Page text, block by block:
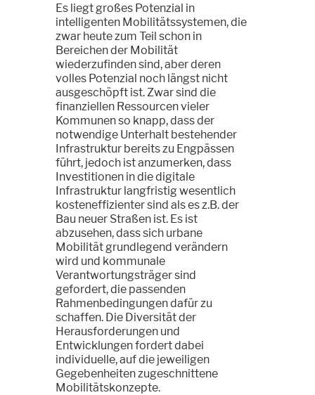
Es liegt großes Potenzial in
intelligenten Mobilitätssystemen, die
zwar heute zum Teil schon in
Bereichen der Mobilität
wiederzufinden sind, aber deren
volles Potenzial noch längst nicht
ausgeschöpft ist. Zwar sind die
finanziellen Ressourcen vieler
Kommunen so knapp, dass der
notwendige Unterhalt bestehender
Infrastruktur bereits zu Engpässen
führt, jedoch ist anzumerken, dass
Investitionen in die digitale
Infrastruktur langfristig wesentlich
kosteneffizienter sind als es z.B. der
Bau neuer Straßen ist. Es ist
abzusehen, dass sich urbane
Mobilität grundlegend verändern
wird und kommunale
Verantwortungsträger sind
gefordert, die passenden
Rahmenbedingungen dafür zu
schaffen. Die Diversität der
Herausforderungen und
Entwicklungen fordert dabei
individuelle, auf die jeweiligen
Gegebenheiten zugeschnittene
Mobilitätskonzepte.